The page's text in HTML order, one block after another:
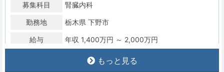
募集科目 腎臓内科
勤務地 栃木県 下野市
給与 年収 1,400万円 ～ 2,000万円
もっと見る